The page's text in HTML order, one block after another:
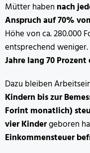
Mütter haben nach
Anspruch auf 70%
Höhe von ca. 280.000
entsprechend weniger.
Jahre lang 70
Dazu bleiben
Kindern bis zur
Forint monatlich)
vier Kindergeboren
Einkommensteuer